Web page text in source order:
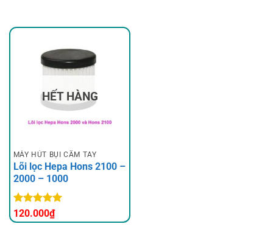
HẾT HÀNG
MÁY HÚT BỤI CẦM TAY
Lõi lọc Hepa Hons 2100 –
2000 – 1000
Được xếp
hạng55
120.000₫